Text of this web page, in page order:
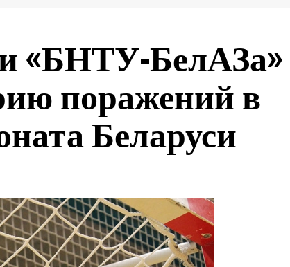
«БНТУ-БелАЗа»
поражений в
Беларуси